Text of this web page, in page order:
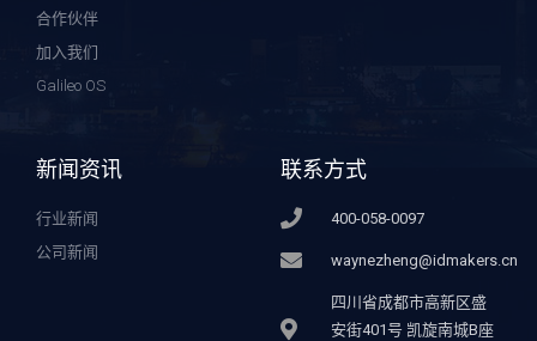
合作伙伴
加入我们
Galileo OS
新闻资讯
行业新闻
公司新闻
联系方式
400-058-0097
waynezheng@idmakers.cn
四川省成都市高新区盛
安街401号 凯旋南城B座